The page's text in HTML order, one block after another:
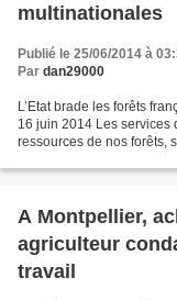
multinationales
Publié le 25/06/2014 à
Par dan29000
L’Etat brade les forêts
16 juin 2014 Les services
ressources de nos forêts,
A Montpellier,
agriculteur
travail